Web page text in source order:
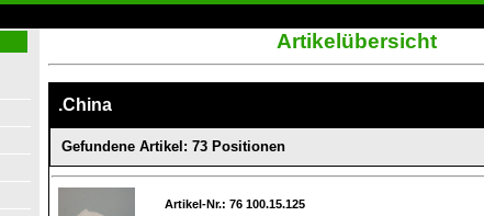
Artikelübersicht
.China
Gefundene Artikel: 73 Positionen
Artikel-Nr.: 76 100.15.125